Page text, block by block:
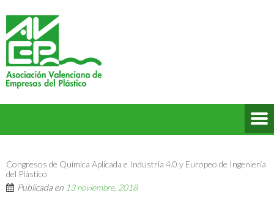
Congresos de Química Aplicada e Industria 4.0 y Europeo de Ingeniería
del Plástico
Publicada en 13 noviembre, 2018